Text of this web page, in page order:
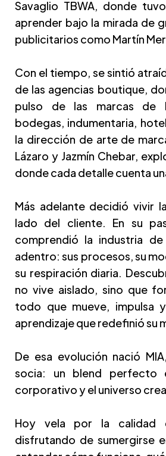
Savaglio TBWA, donde
aprender bajo la mirada de
publicitarios como Martín
Con el tiempo, se sintió
de las agencias boutique,
pulso de las marcas de
bodegas, indumentaria,
la dirección de arte de
Lázaro y Jazmín Chebar,
donde cada detalle cuenta
Más adelante decidió vivir
lado del cliente. En su
comprendió la industria
adentro: sus procesos, su
su respiración diaria.
no vive aislado, sino que
todo que mueve, impulsa
aprendizaje que redefinió su
De esa evolución nació
socia: un blend perfecto
corporativo y el universo
Hoy vela por la calidad
disfrutando de sumergirse